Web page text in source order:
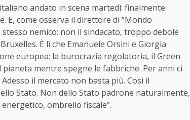
andato in scena martedì: finalmente
E, come osserva il direttore di “Mondo
nemico: non il sindacato, troppo debole
È lì che Emanuele Orsini e Giorgia
europea: la burocrazia regolatoria, il Green
mentre spegne le fabbriche. Per anni ci
il mercato non basta più. Così il
Stato. Non dello Stato padrone naturalmente,
ombrello fiscale”.